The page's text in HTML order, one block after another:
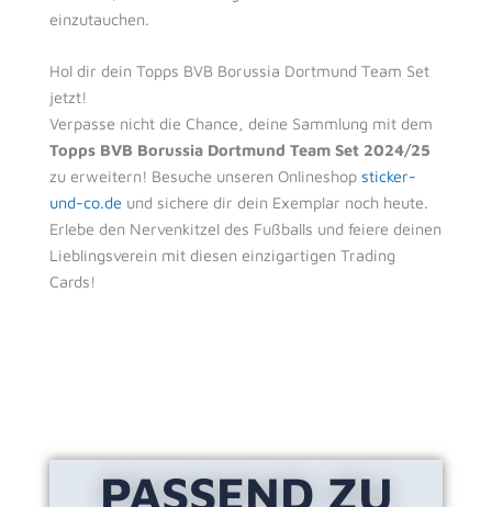
einzutauchen.
Hol dir dein Topps BVB Borussia Dortmund Team Set
jetzt!
Verpasse nicht die Chance, deine Sammlung mit dem
Topps BVB Borussia Dortmund Team Set 2024/25
zu erweitern! Besuche unseren Onlineshop sticker-
und-co.de und sichere dir dein Exemplar noch heute.
Erlebe den Nervenkitzel des Fußballs und feiere deinen
Lieblingsverein mit diesen einzigartigen Trading
Cards!
PASSEND ZU